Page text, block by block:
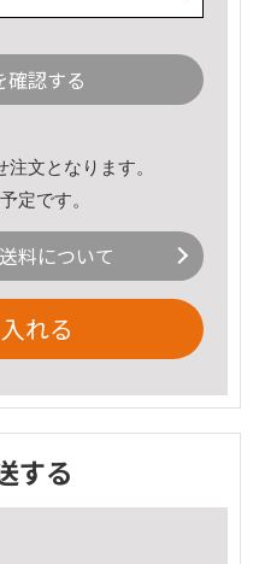
確認する
文となります。
定です。
料について
れる
する